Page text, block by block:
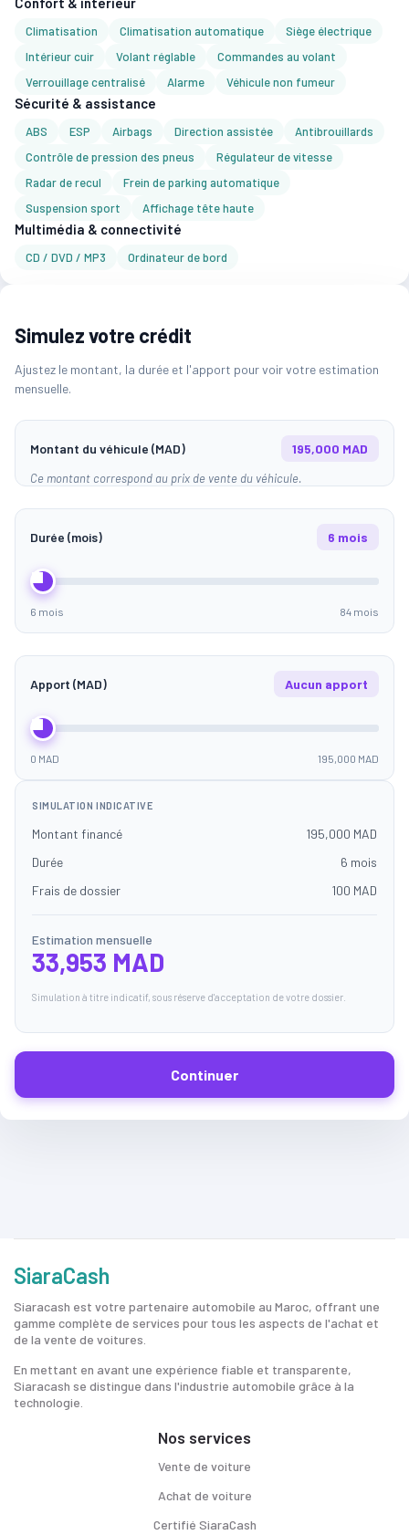
Climatisation Climatisation automatique
Siège électrique
Intérieur cuir
Volant réglable
Commandes au volant
Verrouillage centralisé
Alarme Véhicule non fumeur
Sécurité & assistance
ABS ESP Airbags Direction assistée
Antibrouillards
Contrôle de pression des pneus
Régulateur de vitesse
Radar de recul
Frein de parking automatique
Suspension sport
Affichage tête haute
Multimédia & connectivité
CD / DVD / MP3 Ordinateur de bord
Simulez votre crédit
Ajustez le montant, la durée et l'apport pour voir votre estimation
mensuelle.
Montant du véhicule (MAD) 195,000 MAD
Ce montant correspond au prix de vente du véhicule.
Durée (mois) 6 mois
6 mois 84 mois
Apport (MAD) Aucun apport
0 MAD 195,000 MAD
SIMULATION INDICATIVE
Montant financé
195,000 MAD
Durée
6 mois
Frais de dossier
100 MAD
Estimation mensuelle
33,953 MAD
Simulation à titre indicatif, sous réserve d'acceptation de votre dossier.
Continuer
SiaraCash
Siaracash est votre partenaire automobile au Maroc, offrant une
gamme complète de services pour tous les aspects de l'achat et
de la vente de voitures.
En mettant en avant une expérience fiable et transparente,
Siaracash se distingue dans l'industrie automobile grâce à la
technologie.
Nos services
Vente de voiture
Achat de voiture
Certifié SiaraCash